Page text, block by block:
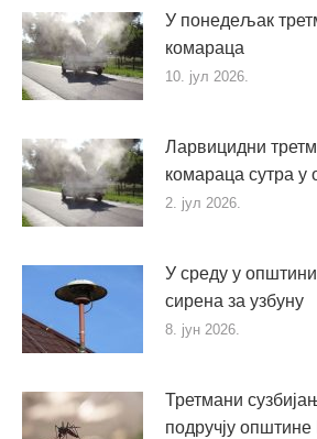
У понедељак
комараца
10. јул 2026.
Ларвицидни
комараца сутра у
2. јул 2026.
У среду у
сирена за узбуну
8. јун 2026.
Третмани
подручју